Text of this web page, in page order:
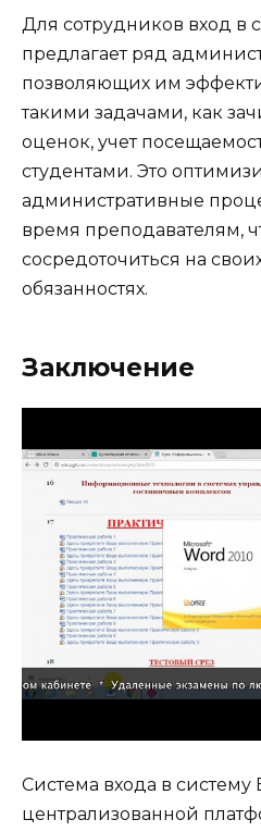
Для сотрудников вход в
предлагает ряд
позволяющих им
такими задачами, как
оценок, учет
студентами. Это
административные
время преподавателям,
сосредоточиться на
обязанностях.
Заключение
Система входа в систему
централизованной